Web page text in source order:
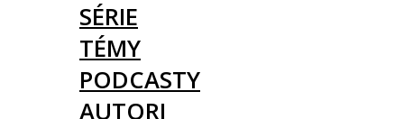
SÉRIE
TÉMY
PODCASTY
AUTORI